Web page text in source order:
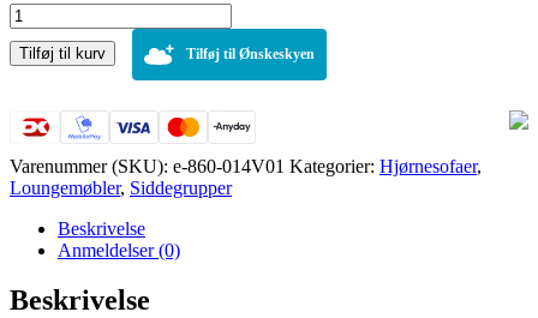
10-
delt
loungesæt,
Tilføj til kurv Tilføj til Ønskeskyen
Varenummer (SKU): e-860-014V01 Kategorier: Hjørnesofaer,
Loungemøbler, Siddegrupper
Beskrivelse
Anmeldelser (0)
Beskrivelse